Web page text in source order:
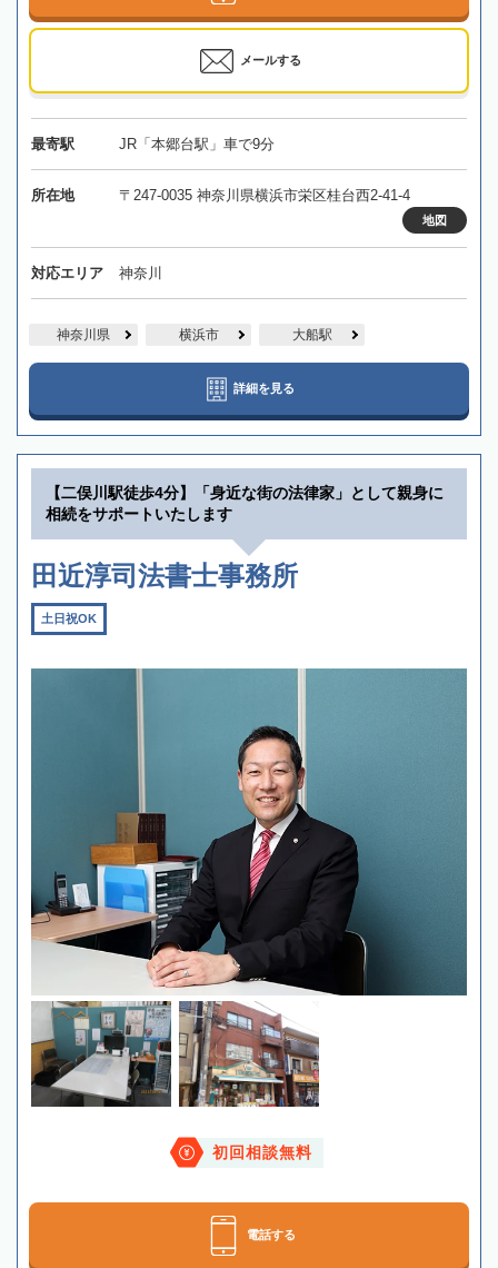
メールする
最寄駅 JR「本郷台駅」車で9分
所在地 〒247-0035 神奈川県横浜市栄区桂台西2-41-4
地図
対応エリア 神奈川
神奈川県 横浜市 大船駅
詳細を見る
【二俣川駅徒歩4分】「身近な街の法律家」として親身に
相続をサポートいたします
田近淳司法書士事務所
土日祝OK
初回相談無料
電話する